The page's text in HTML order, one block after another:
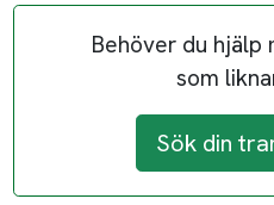
Behöver du hjälp
som
Sök din